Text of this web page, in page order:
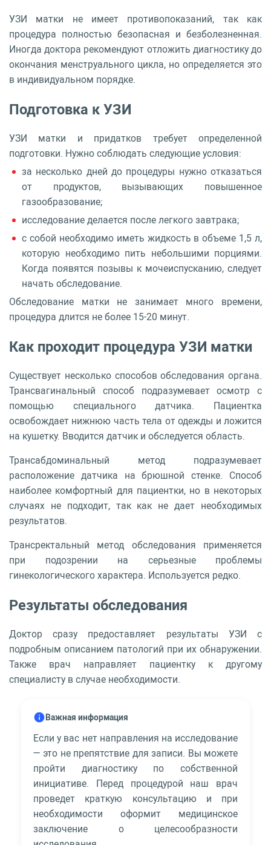
УЗИ матки не имеет противопоказаний, так как
процедура полностью безопасная и безболезненная.
Иногда доктора рекомендуют отложить диагностику до
окончания менструального цикла, но определяется это
в индивидуальном порядке.
Подготовка к УЗИ
УЗИ матки и придатков требует определенной
подготовки. Нужно соблюдать следующие условия:
за несколько дней до процедуры нужно отказаться
от продуктов, вызывающих повышенное
газообразование;
исследование делается после легкого завтрака;
с собой необходимо иметь жидкость в объеме 1,5 л,
которую необходимо пить небольшими порциями.
Когда появятся позывы к мочеиспусканию, следует
начать обследование.
Обследование матки не занимает много времени,
процедура длится не более 15-20 минут.
Как проходит процедура УЗИ матки
Существует несколько способов обследования органа.
Трансвагинальный способ подразумевает осмотр с
помощью специального датчика. Пациентка
освобождает нижнюю часть тела от одежды и ложится
на кушетку. Вводится датчик и обследуется область.
Трансабдоминальный метод подразумевает
расположение датчика на брюшной стенке. Способ
наиболее комфортный для пациентки, но в некоторых
случаях не подходит, так как не дает необходимых
результатов.
Трансректальный метод обследования применяется
при подозрении на серьезные проблемы
гинекологического характера. Используется редко.
Результаты обследования
Доктор сразу предоставляет результаты УЗИ с
подробным описанием патологий при их обнаружении.
Также врач направляет пациентку к другому
специалисту в случае необходимости.
Важная информация
Если у вас нет направления на исследование
— это не препятствие для записи. Вы можете
пройти диагностику по собственной
инициативе. Перед процедурой наш врач
проведет краткую консультацию и при
необходимости оформит медицинское
заключение о целесообразности